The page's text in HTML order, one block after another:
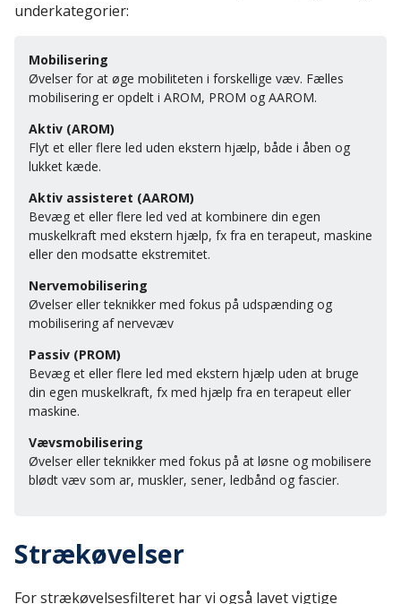
underkategorier:
Mobilisering
Øvelser for at øge mobiliteten i forskellige væv. Fælles
mobilisering er opdelt i AROM, PROM og AAROM.
Aktiv (AROM)
Flyt et eller flere led uden ekstern hjælp, både i åben og
lukket kæde.
Aktiv assisteret (AAROM)
Bevæg et eller flere led ved at kombinere din egen
muskelkraft med ekstern hjælp, fx fra en terapeut, maskine
eller den modsatte ekstremitet.
Nervemobilisering
Øvelser eller teknikker med fokus på udspænding og
mobilisering af nervevæv
Passiv (PROM)
Bevæg et eller flere led med ekstern hjælp uden at bruge
din egen muskelkraft, fx med hjælp fra en terapeut eller
maskine.
Vævsmobilisering
Øvelser eller teknikker med fokus på at løsne og mobilisere
blødt væv som ar, muskler, sener, ledbånd og fascier.
Strækøvelser
For strækøvelsesfilteret har vi også lavet vigtige